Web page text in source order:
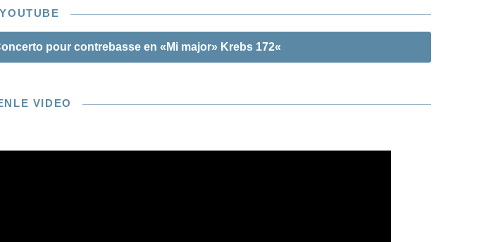
YOUTUBE
pour contrebasse en «Mi major» Krebs 172«
VIDEO